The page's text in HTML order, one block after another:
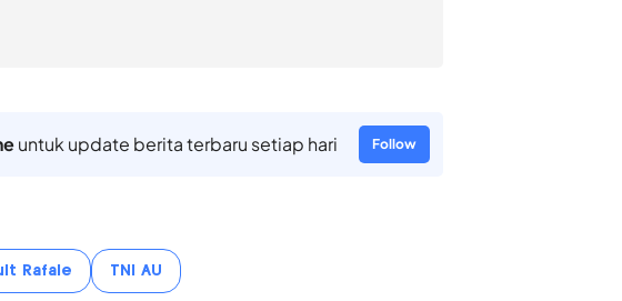
untuk update berita terbaru setiap hari Follow
Rafale TNI AU